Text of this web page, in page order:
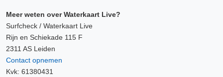
Meer weten over Waterkaart Live?
Surfcheck / Waterkaart Live
Rijn en Schiekade 115 F
2311 AS Leiden
Contact opnemen
Kvk: 61380431